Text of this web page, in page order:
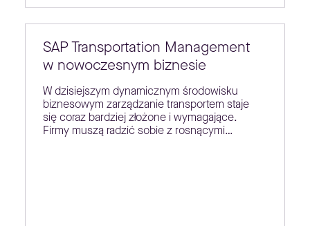
SAP Transportation Management
w nowoczesnym biznesie
W dzisiejszym dynamicznym środowisku
biznesowym zarządzanie transportem staje
się coraz bardziej złożone i wymagające.
Firmy muszą radzić sobie z rosnącymi…